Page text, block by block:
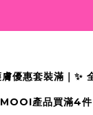
膚優惠套裝滿｜
產品買滿4件